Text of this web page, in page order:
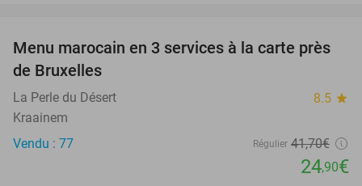
40%
Menu marocain en 3 services à la carte près
de Bruxelles
La Perle du Désert 8.5 star
Kraainem
Vendu : 77
Régulier 41,70€
24,90€